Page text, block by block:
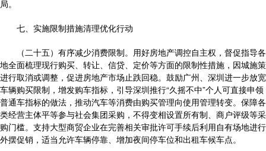
局。
七、实施限制措施清理优化行动
（二十五）有序减少消费限制。用好房地产调控自主权，督促指导各
地全面梳理现行购买、转让、信贷、定价等方面的限制性措施，因城施策
进行取消或调整，促进房地产市场止跌回稳。鼓励广州、深圳进一步放宽
车辆购买限制，增发购车指标，引导深圳推行“久摇不中”个人可直接申领
普通车指标的做法，推动汽车等消费由购买管理向使用管理转变。保障各
类经营主体平等参与社会集团采购，不得变相设置所有制、商户评级等采
购门槛。支持大型商贸企业在完善相关审批许可手续后利用自有场地进行
外摆促销，适当允许车辆停靠、增加夜间停车位和出租车候车点。